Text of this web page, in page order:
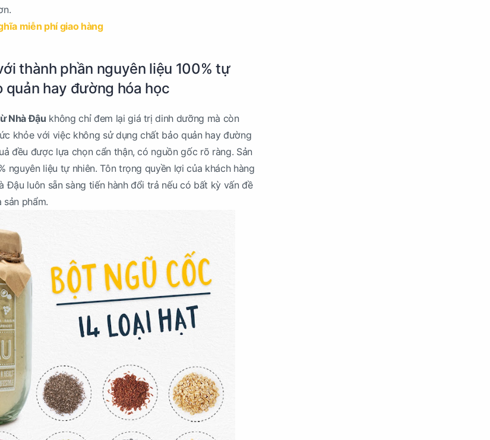
miễn phí giao hàng
thành phần nguyên liệu 100% tự
quản hay đường hóa học
Nhà Đậu không chỉ đem lại giá trị dinh dưỡng mà còn
khỏe với việc không sử dụng chất bảo quản hay đường
đều được lựa chọn cẩn thận, có nguồn gốc rõ ràng. Sản
nguyên liệu tự nhiên. Tôn trọng quyền lợi của khách hàng
Đậu luôn sẵn sàng tiến hành đổi trả nếu có bất kỳ vấn đề
phẩm.